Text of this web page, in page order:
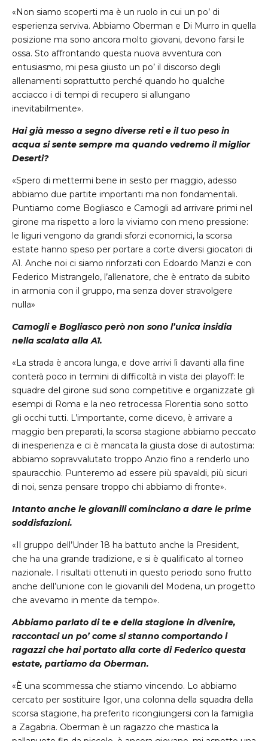
«Non siamo scoperti ma è un ruolo in cui un po’ di
esperienza serviva. Abbiamo Oberman e Di Murro in quella
posizione ma sono ancora molto giovani, devono farsi le
ossa. Sto affrontando questa nuova avventura con
entusiasmo, mi pesa giusto un po’ il discorso degli
allenamenti soprattutto perché quando ho qualche
acciacco i di tempi di recupero si allungano
inevitabilmente».
Hai già messo a segno diverse reti e il tuo peso in
acqua si sente sempre ma quando vedremo il miglior
Deserti?
«Spero di mettermi bene in sesto per maggio, adesso
abbiamo due partite importanti ma non fondamentali.
Puntiamo come Bogliasco e Camogli ad arrivare primi nel
girone ma rispetto a loro la viviamo con meno pressione:
le liguri vengono da grandi sforzi economici, la scorsa
estate hanno speso per portare a corte diversi giocatori di
A1. Anche noi ci siamo rinforzati con Edoardo Manzi e con
Federico Mistrangelo, l’allenatore, che è entrato da subito
in armonia con il gruppo, ma senza dover stravolgere
nulla»
Camogli e Bogliasco però non sono l’unica insidia
nella scalata alla A1.
«La strada è ancora lunga, e dove arrivi lì davanti alla fine
conterà poco in termini di difficoltà in vista dei playoff: le
squadre del girone sud sono competitive e organizzate gli
esempi di Roma e la neo retrocessa Florentia sono sotto
gli occhi tutti. L’importante, come dicevo, è arrivare a
maggio ben preparati, la scorsa stagione abbiamo peccato
di inesperienza e ci è mancata la giusta dose di autostima:
abbiamo sopravvalutato troppo Anzio fino a renderlo uno
spauracchio. Punteremo ad essere più spavaldi, più sicuri
di noi, senza pensare troppo chi abbiamo di fronte».
Intanto anche le giovanili cominciano a dare le prime
soddisfazioni.
«Il gruppo dell’Under 18 ha battuto anche la President,
che ha una grande tradizione, e si è qualificato al torneo
nazionale. I risultati ottenuti in questo periodo sono frutto
anche dell’unione con le giovanili del Modena, un progetto
che avevamo in mente da tempo».
Abbiamo parlato di te e della stagione in divenire,
raccontaci un po’ come si stanno comportando i
ragazzi che hai portato alla corte di Federico questa
estate, partiamo da Oberman.
«È una scommessa che stiamo vincendo. Lo abbiamo
cercato per sostituire Igor, una colonna della squadra della
scorsa stagione, ha preferito ricongiungersi con la famiglia
a Zagabria. Oberman è un ragazzo che mastica la